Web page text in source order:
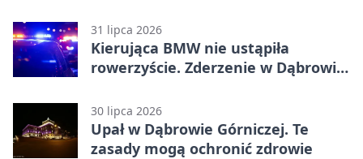
31 lipca 2026
Kierująca BMW nie ustąpiła
rowerzyście. Zderzenie w Dąbrowie
30 lipca 2026
Upał w Dąbrowie Górniczej. Te
zasady mogą ochronić zdrowie